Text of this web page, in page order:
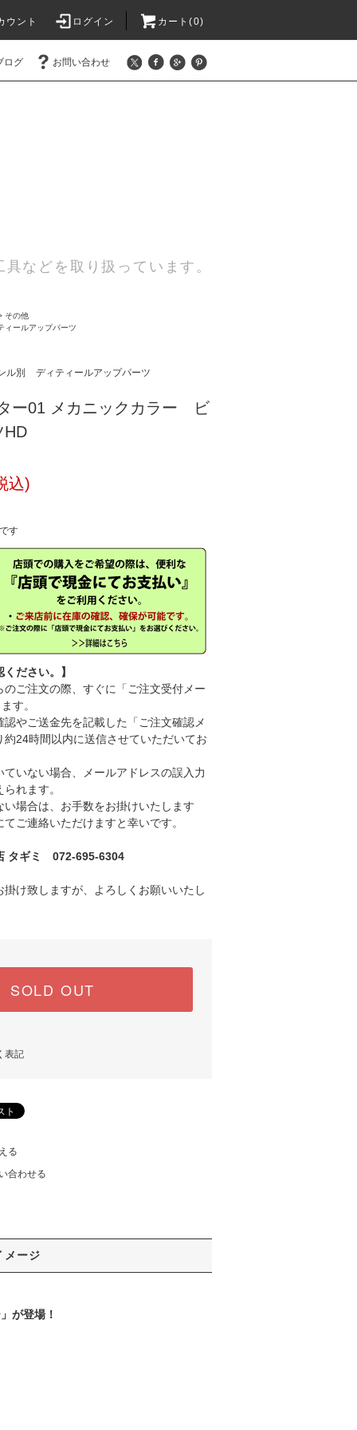
ウント ログイン カート(0)
ログ お問い合わせ
などを取り扱っています。
その他
ィールアップパーツ
ル別 ディティールアップパーツ
ー01 メカニックカラー ビ
HD
込)
す
ださい。】
ご注文の際、すぐに「ご注文受付メー
す。
やご送金先を記載した「ご注文確認メ
約24時間以内に送信させていただいてお
いない場合、メールアドレスの誤入力
れます。
場合は、お手数をお掛けいたします
ご連絡いただけますと幸いです。
タギミ 072-695-6304
掛け致しますが、よろしくお願いいたし
SOLD OUT
表記
る
合わせる
メージ
が登場！